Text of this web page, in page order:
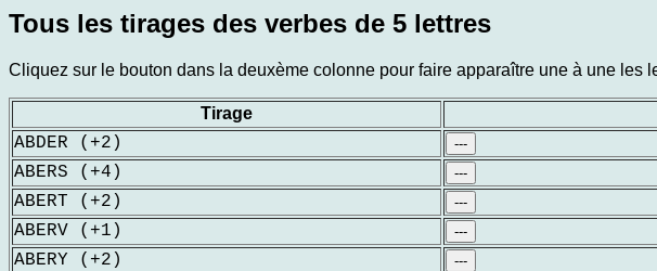
Tous les tirages des verbes de 5 lettres
Cliquez sur le bouton dans la deuxème colonne pour faire apparaître une à une les
Tirage
ABDER (+2) ---
ABERS (+4) ---
ABERT (+2) ---
ABERV (+1) ---
ABERY (+2) ---